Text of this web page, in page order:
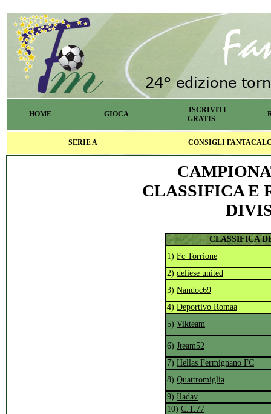
HOME GIOCA
ISCRIVITI
GRATIS
SERIE A CONSIGLI
CLASSIFICA E
CLASSIFICA
1) Fc Torrione
2) deliese united
3) Nandoc69
4) Deportivo Romaa
5) Vikteam
6) Jteam52
7) Hellas Fermignano FC
8) Quattromiglia
9) Iladav
10) C.T.77